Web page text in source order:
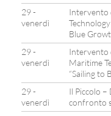
29 -
venerdì
Intervento
Blue
29 -
venerdì
Intervento
Maritime
“Sailing to
29 -
venerdì
Il Piccolo –
confronto